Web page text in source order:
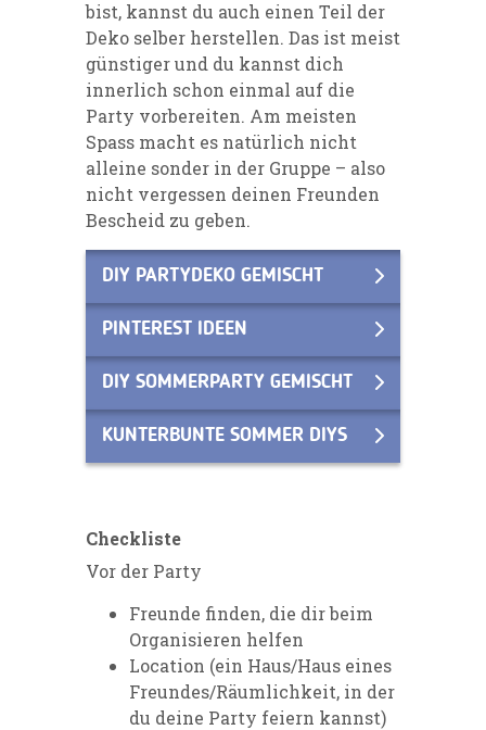
bist, kannst du auch einen Teil der
Deko selber herstellen. Das ist meist
günstiger und du kannst dich
innerlich schon einmal auf die
Party vorbereiten. Am meisten
Spass macht es natürlich nicht
alleine sonder in der Gruppe – also
nicht vergessen deinen Freunden
Bescheid zu geben.
DIY PARTYDEKO GEMISCHT
PINTEREST IDEEN
DIY SOMMERPARTY GEMISCHT
KUNTERBUNTE SOMMER DIYS
Checkliste
Vor der Party
Freunde finden, die dir beim
Organisieren helfen
Location (ein Haus/Haus eines
Freundes/Räumlichkeit, in der
du deine Party feiern kannst)